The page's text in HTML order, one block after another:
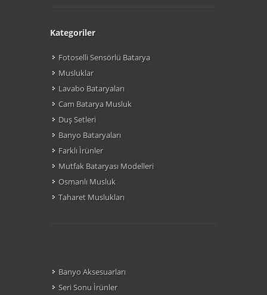
Kategoriler
Fotoselli Sensörlü Batarya
Musluklar
Lavabo Bataryaları
Cam Batarya Musluk
Duş Setleri
Banyo Bataryaları
Farklı Ìrünler
Mutfak Bataryası Modelleri
Osmanlı Musluk
Taharet Muslukları
Banyo Aksesuarları
Seri Sonu Ìrünler